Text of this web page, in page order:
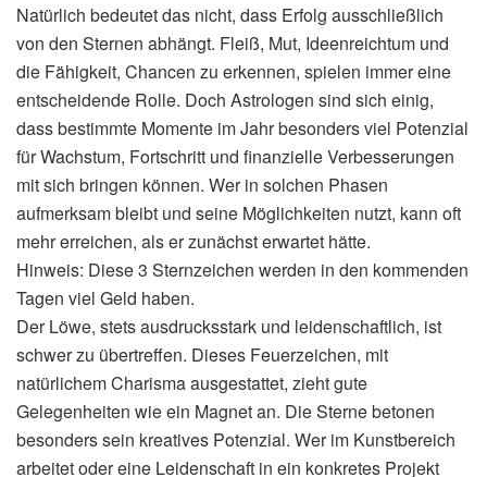
Natürlich bedeutet das nicht, dass Erfolg ausschließlich
von den Sternen abhängt. Fleiß, Mut, Ideenreichtum und
die Fähigkeit, Chancen zu erkennen, spielen immer eine
entscheidende Rolle. Doch Astrologen sind sich einig,
dass bestimmte Momente im Jahr besonders viel Potenzial
für Wachstum, Fortschritt und finanzielle Verbesserungen
mit sich bringen können. Wer in solchen Phasen
aufmerksam bleibt und seine Möglichkeiten nutzt, kann oft
mehr erreichen, als er zunächst erwartet hätte.
Hinweis: Diese 3 Sternzeichen werden in den kommenden
Tagen viel Geld haben.
Der Löwe, stets ausdrucksstark und leidenschaftlich, ist
schwer zu übertreffen. Dieses Feuerzeichen, mit
natürlichem Charisma ausgestattet, zieht gute
Gelegenheiten wie ein Magnet an. Die Sterne betonen
besonders sein kreatives Potenzial. Wer im Kunstbereich
arbeitet oder eine Leidenschaft in ein konkretes Projekt